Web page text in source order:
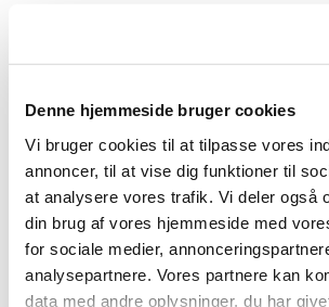
Denne hjemmeside bruger cookies
Vi bruger cookies til at tilpasse vores
annoncer, til at vise dig funktioner til
at analysere vores trafik. Vi deler også
din brug af vores hjemmeside med
for sociale medier,
analysepartnere. Vores partnere kan
data med andre oplysninger, du har
For mange er den ugentlige korøvelse
Hver sæson afsluttes med en stor
band, som plejer at være besøgt af flere
publikummer.
For at være med skal du være mindst 15
til at komme til tiden til hver øvelse.
Facebook